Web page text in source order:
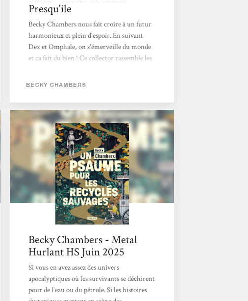
Presqu'ile
Becky Chambers nous fait croire à un futur
harmonieux et plein d'espoir. En suivant
Dex et Omphale, on s'émerveille du monde
et ça fait du bien ! Ce collector rassemble les
se plonger dans cette aventure à la fois
BECKY CHAMBERS
Becky Chambers - Metal
Hurlant HS Juin 2025
Si vous en avez assez des univers
apocalyptiques où les survivants se déchirent
pour de l'eau ou du pétrole. Si les histoires